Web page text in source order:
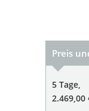
Preis
5 Tage,
2.469,00